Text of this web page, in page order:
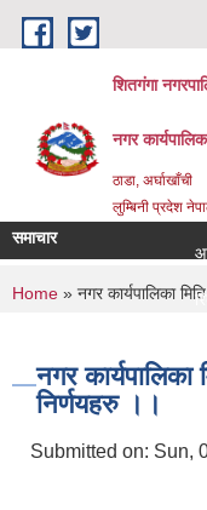
Skip to main content
शितगंगा
नगर
ठाडा, अर्घाखाँची
लुम्बिनी प्रदेश
समाचार
You are
Home » नगर कार्यपालिका
नगर
निर्णयहरु ।।
Submitted on: Sun,